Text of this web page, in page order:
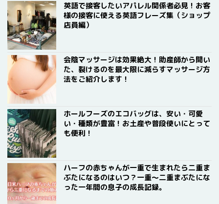
英語で接客したいアパレル関係者必見！お客
様の接客に使える英語フレーズ集（ショップ
店員編）
会陰マッサージは効果絶大！助産師から聞い
た、裂けるのを最大限に減らすマッサージ方
法をご紹介します！
ホールフーズのエコバッグは、安い・可愛
い・種類が豊富！お土産や普段使いにとって
も便利！
ハーフの赤ちゃんが一重で生まれたら二重ま
ぶたになるのはいつ？一重〜二重まぶたにな
った一年間の息子の成長記録。